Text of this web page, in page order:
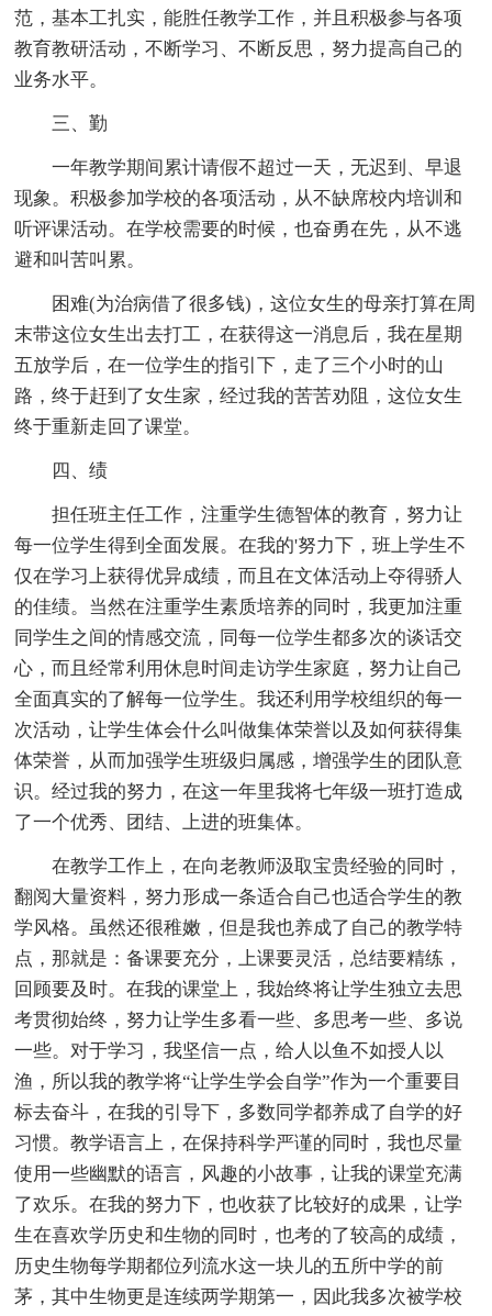
范，基本工扎实，能胜任教学工作，并且积极参与各项
教育教研活动，不断学习、不断反思，努力提高自己的
业务水平。
三、勤
一年教学期间累计请假不超过一天，无迟到、早退
现象。积极参加学校的各项活动，从不缺席校内培训和
听评课活动。在学校需要的时候，也奋勇在先，从不逃
避和叫苦叫累。
困难(为治病借了很多钱)，这位女生的母亲打算在周
末带这位女生出去打工，在获得这一消息后，我在星期
五放学后，在一位学生的指引下，走了三个小时的山
路，终于赶到了女生家，经过我的苦苦劝阻，这位女生
终于重新走回了课堂。
四、绩
担任班主任工作，注重学生德智体的教育，努力让
每一位学生得到全面发展。在我的'努力下，班上学生不
仅在学习上获得优异成绩，而且在文体活动上夺得骄人
的佳绩。当然在注重学生素质培养的同时，我更加注重
同学生之间的情感交流，同每一位学生都多次的谈话交
心，而且经常利用休息时间走访学生家庭，努力让自己
全面真实的了解每一位学生。我还利用学校组织的每一
次活动，让学生体会什么叫做集体荣誉以及如何获得集
体荣誉，从而加强学生班级归属感，增强学生的团队意
识。经过我的努力，在这一年里我将七年级一班打造成
了一个优秀、团结、上进的班集体。
在教学工作上，在向老教师汲取宝贵经验的同时，
翻阅大量资料，努力形成一条适合自己也适合学生的教
学风格。虽然还很稚嫩，但是我也养成了自己的教学特
点，那就是：备课要充分，上课要灵活，总结要精练，
回顾要及时。在我的课堂上，我始终将让学生独立去思
考贯彻始终，努力让学生多看一些、多思考一些、多说
一些。对于学习，我坚信一点，给人以鱼不如授人以
渔，所以我的教学将“让学生学会自学”作为一个重要目
标去奋斗，在我的引导下，多数同学都养成了自学的好
习惯。教学语言上，在保持科学严谨的同时，我也尽量
使用一些幽默的语言，风趣的小故事，让我的课堂充满
了欢乐。在我的努力下，也收获了比较好的成果，让学
生在喜欢学历史和生物的同时，也考的了较高的成绩，
历史生物每学期都位列流水这一块儿的五所中学的前
茅，其中生物更是连续两学期第一，因此我多次被学校